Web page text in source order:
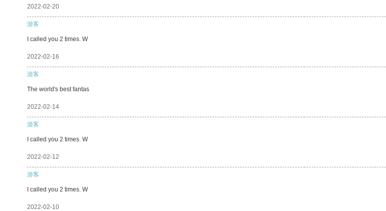
2022-02-20
游客
I called you 2 times. W
2022-02-16
游客
The world's best fantas
2022-02-14
游客
I called you 2 times. W
2022-02-12
游客
I called you 2 times. W
2022-02-10